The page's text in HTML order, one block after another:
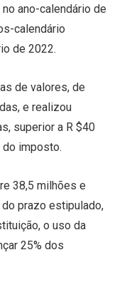
ano-calendário de
calendário
de 2022.
de valores, de
e realizou
superior a R $40
imposto.
38,5 milhões e
prazo estipulado,
o uso da
25% dos